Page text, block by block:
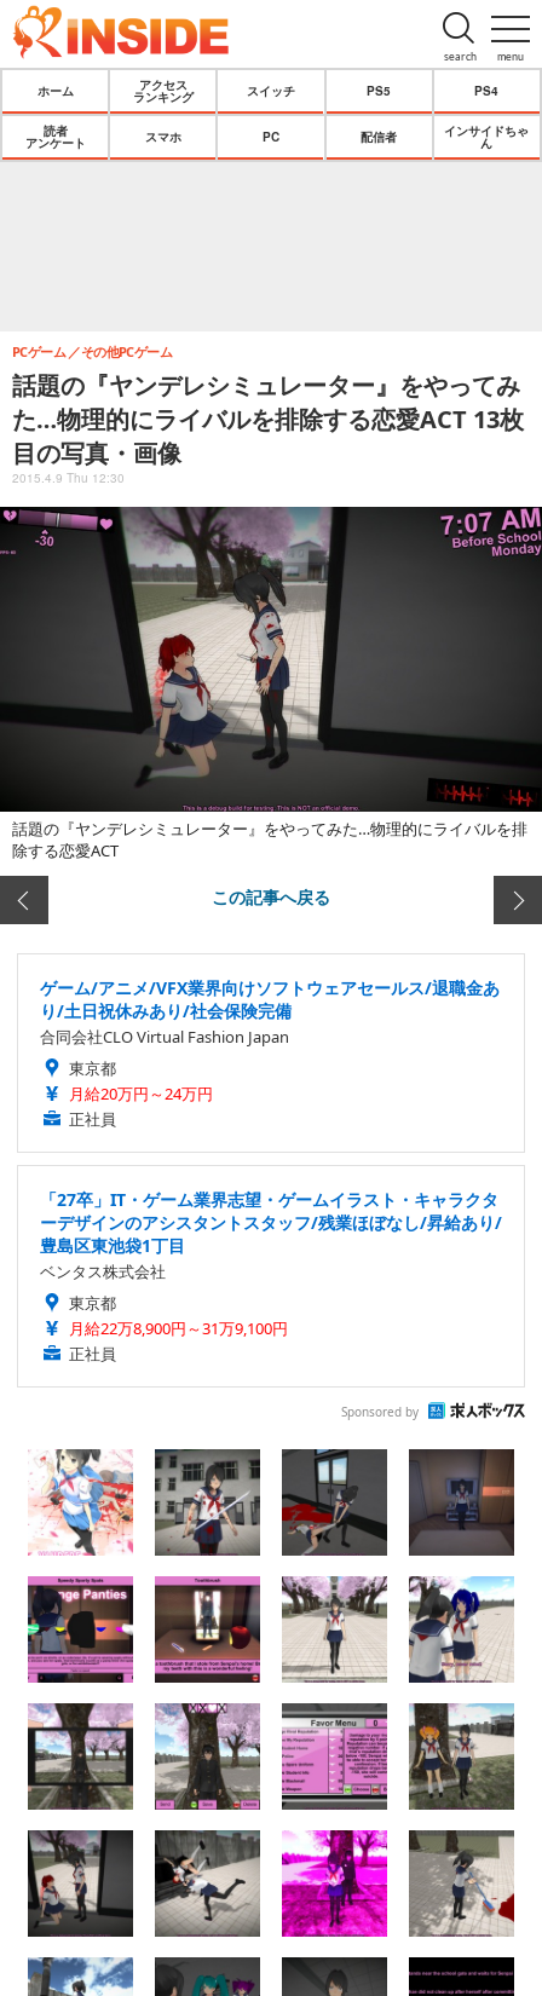
menu
search
ホーム
アクセス
ランキング
スイッチ PS5 PS4
読者
アンケート
スマホ PC 配信者
インサイドちゃ
ん
話題の『ヤンデレシミュレーター』をやってみ
た…物理的にライバルを排除する恋愛ACT 13枚
目の写真・画像
PCゲーム その他PCゲーム
2015.4.9 Thu 12:30
話題の『ヤンデレシミュレーター』をやってみた…物理的にライバルを排
除する恋愛ACT
この記事へ戻る
ゲーム/アニメ/VFX業界向けソフトウェアセールス/退職金あ
り/土日祝休みあり/社会保険完備
合同会社CLO Virtual Fashion Japan
東京都
月給20万円～24万円
正社員
「27卒」IT・ゲーム業界志望・ゲームイラスト・キャラクタ
ーデザインのアシスタントスタッフ/残業ほぼなし/昇給あり/
豊島区東池袋1丁目
ベンタス株式会社
東京都
月給22万8,900円～31万9,100円
正社員
Sponsored by